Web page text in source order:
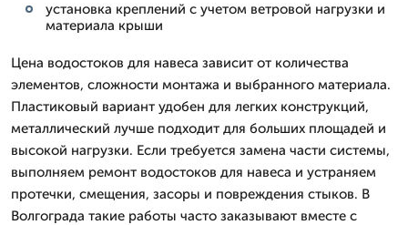
установка креплений с учетом ветровой нагрузки и
материала крыши
Цена водостоков для навеса зависит от количества
элементов, сложности монтажа и выбранного материала.
Пластиковый вариант удобен для легких конструкций,
металлический лучше подходит для больших площадей и
высокой нагрузки. Если требуется замена части системы,
выполняем ремонт водостоков для навеса и устраняем
протечки, смещения, засоры и повреждения стыков. В
Волгограда такие работы часто заказывают вместе с